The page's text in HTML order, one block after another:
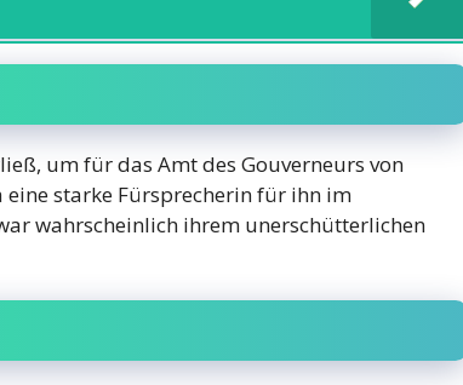
um für das Amt des Gouverneurs von
starke Fürsprecherin für ihn im
wahrscheinlich ihrem unerschütterlichen